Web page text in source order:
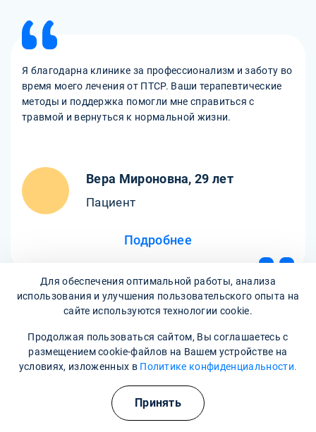
Я благодарна клинике за профессионализм и заботу во
время моего лечения от ПТСР. Ваши терапевтические
методы и поддержка помогли мне справиться с
травмой и вернуться к нормальной жизни.
Вера Мироновна, 29 лет
Пациент
Подробнее
Все отзывы
Написать отзыв
Для обеспечения оптимальной работы, анализа
использования и улучшения пользовательского опыта на
сайте используются технологии cookie.
Продолжая пользоваться сайтом, Вы соглашаетесь с
размещением cookie-файлов на Вашем устройстве на
условиях, изложенных в Политике конфиденциальности.
Принять